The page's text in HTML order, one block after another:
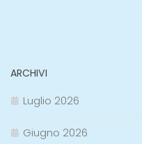
ARCHIVI
Luglio 2026
Giugno 2026